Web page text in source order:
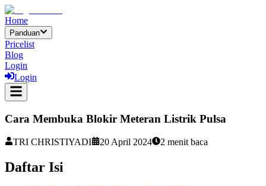
Home
Panduan
Pricelist
Blog
Login
Login
Cara Membuka Blokir Meteran Listrik Pulsa
TRI CHRISTIYADI 20 April 2024 2 menit baca
Daftar Isi